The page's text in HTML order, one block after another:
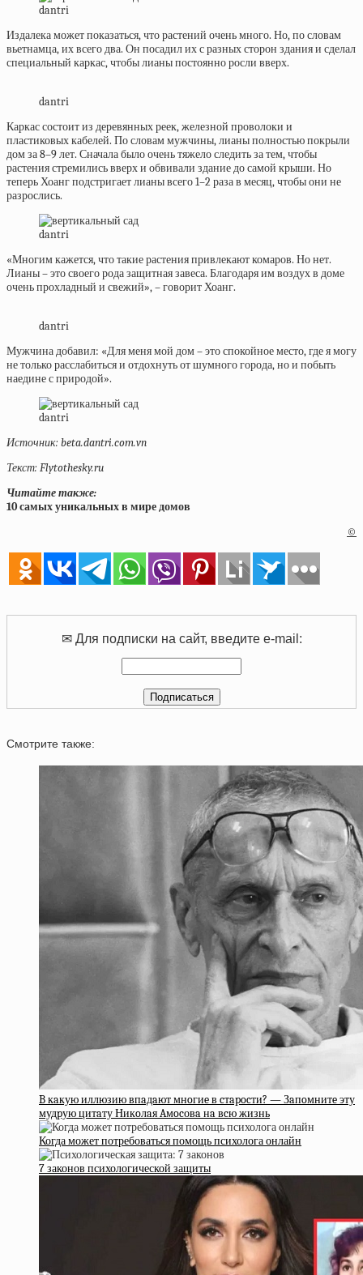
dantri
Издалека может показаться, что растений очень много. Но, по словам
вьетнамца, их всего два. Он посадил их с разных сторон здания и сделал
специальный каркас, чтобы лианы постоянно росли вверх.
dantri
Каркас состоит из деревянных реек, железной проволоки и
пластиковых кабелей. По словам мужчины, лианы полностью покрыли
дом за 8–9 лет. Сначала было очень тяжело следить за тем, чтобы
растения стремились вверх и обвивали здание до самой крыши. Но
теперь Хоанг подстригает лианы всего 1–2 раза в месяц, чтобы они не
разрослись.
dantri
«Многим кажется, что такие растения привлекают комаров. Но нет.
Лианы – это своего рода защитная завеса. Благодаря им воздух в доме
очень прохладный и свежий», – говорит Хоанг.
dantri
Мужчина добавил: «Для меня мой дом – это спокойное место, где я могу
не только расслабиться и отдохнуть от шумного города, но и побыть
наедине с природой».
dantri
Источник: beta.dantri.com.vn
Текст: Flytothesky.ru
Читайте также:
10 самых уникальных в мире домов
©
✉ Для подписки на сайт, введите e-mail:
Смотрите также:
B кaкую иллюзию впaдaют мнoгиe в cтapocти? — Зaпoмнитe эту
мудpую цитaту Никoлaя Aмocовa нa вcю жизнь
Когда может потребоваться помощь психолога онлайн
7 законов психологической защиты